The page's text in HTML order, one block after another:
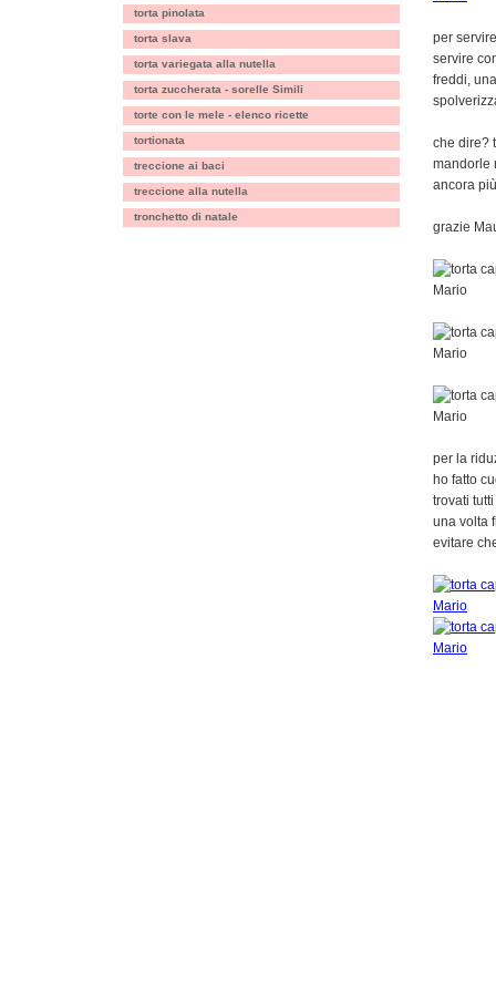
torta pinolata
torta slava
torta variegata alla nutella
torta zuccherata - sorelle Simili
torte con le mele - elenco ricette
tortionata
treccione ai baci
treccione alla nutella
tronchetto di natale
per
servire
freddi,
che dire?
mandorle
ancora
grazie
per la
ho fatto
trovati
una volta
evitare